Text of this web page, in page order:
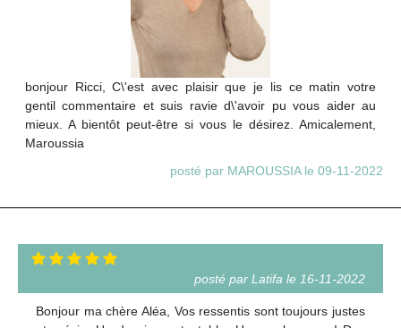
bonjour Ricci, C\'est avec plaisir que je lis ce matin votre
gentil commentaire et suis ravie d\'avoir pu vous aider au
mieux. A bientôt peut-être si vous le désirez. Amicalement,
Maroussia
posté par MAROUSSIA le 09-11-2022
posté par Latifa le 16-11-2022
Bonjour ma chère Aléa, Vos ressentis sont toujours justes